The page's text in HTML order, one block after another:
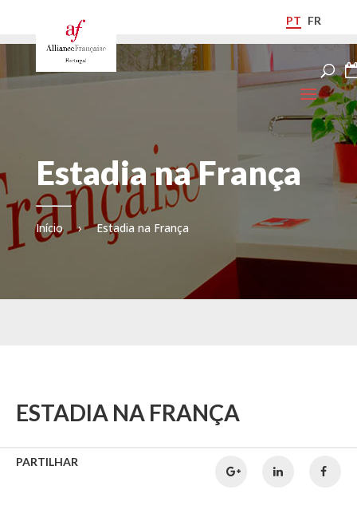
PT FR
Estadia na França
Início › Estadia na França
ESTADIA NA FRANÇA
PARTILHAR